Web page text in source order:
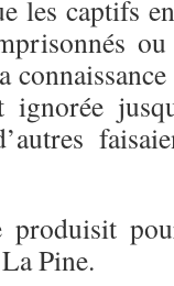
captifs
ignorée
Pine.